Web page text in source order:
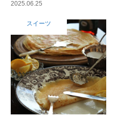
2025.06.25
スイーツ